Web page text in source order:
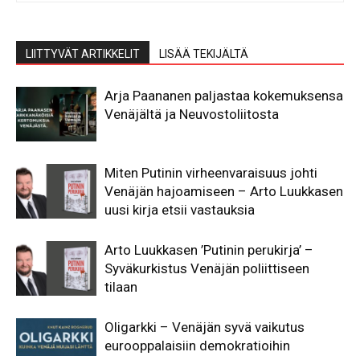
LIITTYVÄT ARTIKKELIT LISÄÄ TEKIJÄLTÄ
Arja Paananen paljastaa kokemuksensa
Venäjältä ja Neuvostoliitosta
Miten Putinin virheenvaraisuus johti
Venäjän hajoamiseen – Arto Luukkasen
uusi kirja etsii vastauksia
Arto Luukkasen ’Putinin perukirja’ –
Syväkurkistus Venäjän poliittiseen
tilaan
Oligarkki – Venäjän syvä vaikutus
eurooppalaisiin demokratioihin